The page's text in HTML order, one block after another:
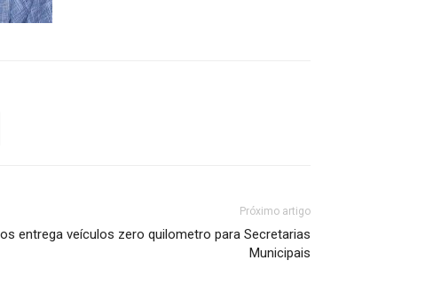
Próximo artigo
entrega veículos zero quilometro para Secretarias
Municipais